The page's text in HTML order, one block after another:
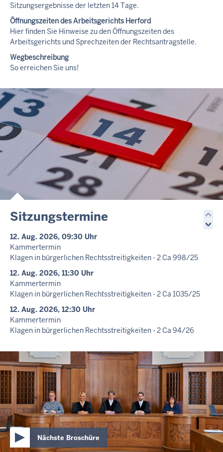
Sitzungsergebnisse der letzten 14 Tage.
Öffnungszeiten des Arbeitsgerichts Herford
Hier finden Sie Hinweise zu den Öffnungszeiten des
Arbeitsgerichts und Sprechzeiten der Rechtsantragstelle.
Wegbeschreibung
So erreichen Sie uns!
Sitzungstermine
12. Aug. 2026, 09:30 Uhr
Kammertermin
Klagen in bürgerlichen Rechtsstreitigkeiten - 2 Ca 998/25
12. Aug. 2026, 11:30 Uhr
Kammertermin
Klagen in bürgerlichen Rechtsstreitigkeiten - 2 Ca 1035/25
12. Aug. 2026, 12:30 Uhr
Kammertermin
Klagen in bürgerlichen Rechtsstreitigkeiten - 2 Ca 94/26
Kammertermin
Klagen in bürgerlichen Rechtsstreitigkeiten - 2 Ca 774/25
14. Aug. 2026, 09:20 Uhr
Aufgehoben!
Gütetermin
Klagen in bürgerlichen Rechtsstreitigkeiten - 2 Ca 612/26
14. Aug. 2026, 09:20 Uhr
Gütetermin
Klagen in bürgerlichen Rechtsstreitigkeiten - 2 Ca 670/26
Nächste Broschüre
Nächste Broschüre
Nächste Broschüre
Nächste Broschüre
Nächste Broschüre
Nächste Broschüre
Die Bilder für die Leichte Sprache sind von: Lebenshilfe für Menschen
Nächste Broschüre
Nächste Broschüre
Nächste Broschüre
Zur ersten Broschüre